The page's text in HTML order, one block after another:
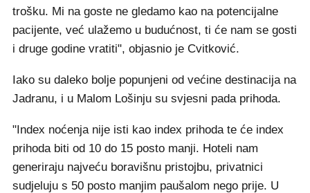
trošku. Mi na goste ne gledamo kao na potencijalne
pacijente, već ulažemo u budućnost, ti će nam se gosti
i druge godine vratiti", objasnio je Cvitković.
Iako su daleko bolje popunjeni od većine destinacija na
Jadranu, i u Malom Lošinju su svjesni pada prihoda.
"Index noćenja nije isti kao index prihoda te će index
prihoda biti od 10 do 15 posto manji. Hoteli nam
generiraju najveću boravišnu pristojbu, privatnici
sudjeluju s 50 posto manjim paušalom nego prije. U